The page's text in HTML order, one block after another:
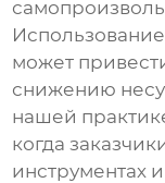
может
снижению
нашей
когда
инструментах